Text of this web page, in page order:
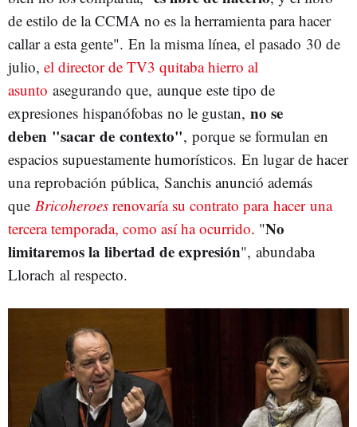
de estilo de la CCMA no es la herramienta para hacer
callar a esta gente". En la misma línea, el pasado 30 de
julio, el director de TV3 quitaba hierro al
asunto asegurando que, aunque este tipo de
expresiones hispanófobas no le gustan, no se
deben "sacarde contexto", porque se formulan en
espacios supuestamente humorísticos. En lugar de hacer
una reprobación pública, Sanchis anunció además
que Bricoheroes renovaría su contrato para hacer una
tercera temporada, como así ha ocurrido. "No
limitaremos la libertad de expresión", abundaba
Llorach al respecto.